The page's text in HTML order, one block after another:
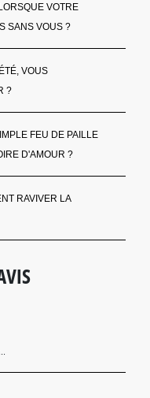
VOTRE
SANS VOUS ?
VOUS
?
FEU DE PAILLE
D'AMOUR ?
RAVIVER LA